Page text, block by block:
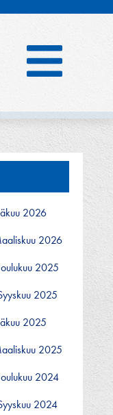
2026
2026
2025
2025
2025
2025
2024
2024